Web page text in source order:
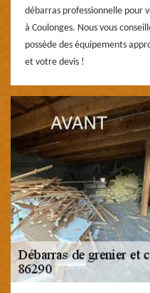
débarras professionnelle pour
à Coulonges. Nous vous
possède des équipements
et votre devis !